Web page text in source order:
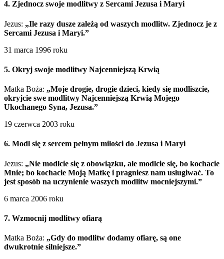
4. Zjednocz swoje modlitwy z Sercami Jezusa i Maryi
Jezus: „Ile razy dusze zależą od waszych modlitw. Zjednocz je z
Sercami Jezusa i Maryi.”
31 marca 1996 roku
5. Okryj swoje modlitwy Najcenniejszą Krwią
Matka Boża: „Moje drogie, drogie dzieci, kiedy się modliszcie,
okryjcie swe modlitwy Najcenniejszą Krwią Mojego
Ukochanego Syna, Jezusa.”
19 czerwca 2003 roku
6. Modl się z sercem pełnym miłości do Jezusa i Maryi
Jezus: „Nie modlcie się z obowiązku, ale modlcie się, bo kochacie
Mnie; bo kochacie Moją Matkę i pragniesz nam usługiwać. To
jest sposób na uczynienie waszych modlitw mocniejszymi.”
6 marca 2006 roku
7. Wzmocnij modlitwy ofiarą
Matka Boża: „Gdy do modlitw dodamy ofiarę, są one
dwukrotnie silniejsze.”